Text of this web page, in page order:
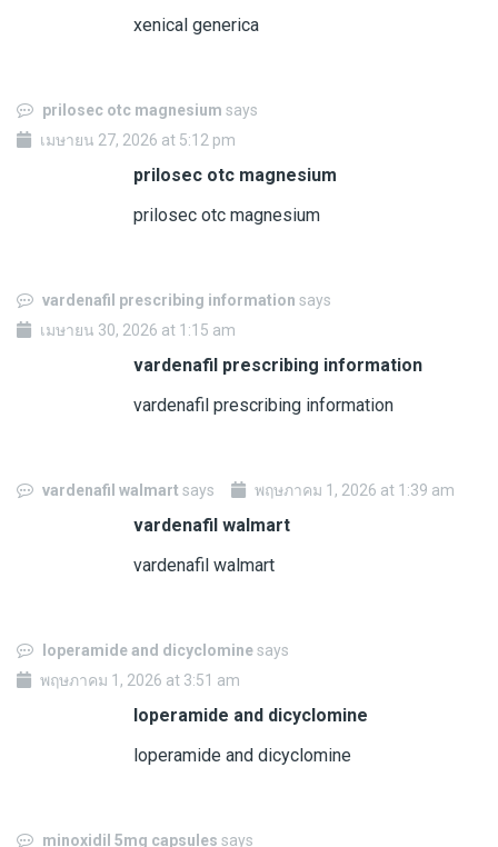
xenical generica
prilosec otc magnesium says
เมษายน 27, 2026 at 5:12 pm
prilosec otc magnesium
prilosec otc magnesium
vardenafil prescribing information says
เมษายน 30, 2026 at 1:15 am
vardenafil prescribing information
vardenafil prescribing information
vardenafil walmart says พฤษภาคม 1, 2026 at 1:39 am
vardenafil walmart
vardenafil walmart
loperamide and dicyclominesays
พฤษภาคม 1, 2026 at 3:51 am
loperamide and dicyclomine
loperamide and dicyclomine
minoxidil 5mg capsules says